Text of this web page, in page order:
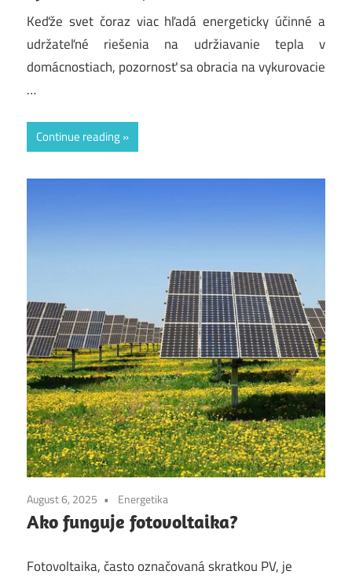
Keďže svet čoraz viac hľadá energeticky účinné a
udržateľné riešenia na udržiavanie tepla v
domácnostiach, pozornosť sa obracia na vykurovacie
…
Continue reading
August 6, 2025 Energetika
Ako funguje fotovoltaika?
Fotovoltaika, často označovaná skratkou PV, je